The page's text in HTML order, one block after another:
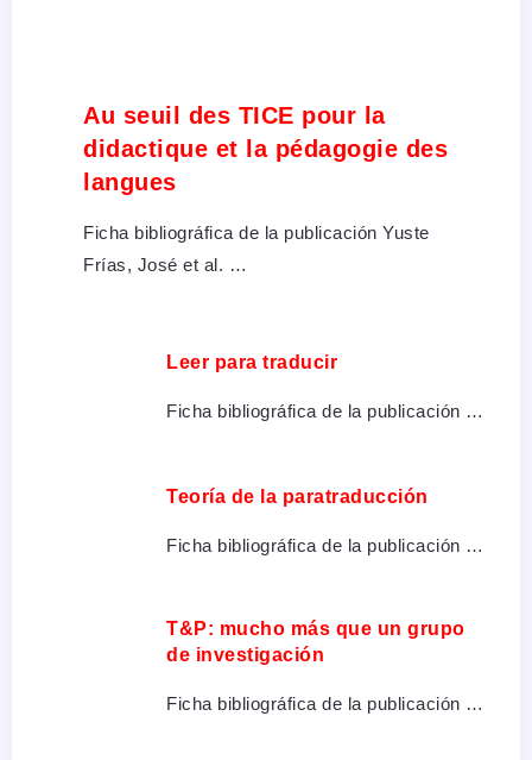
Au seuil des TICE pour la
didactique et la pédagogie des
langues
Ficha bibliográfica de la publicación Yuste
Frías, José et al. …
Leer para traducir
Ficha bibliográfica de la publicación …
Teoría de la paratraducción
Ficha bibliográfica de la publicación …
T&P: mucho más que un grupo
de investigación
Ficha bibliográfica de la publicación …